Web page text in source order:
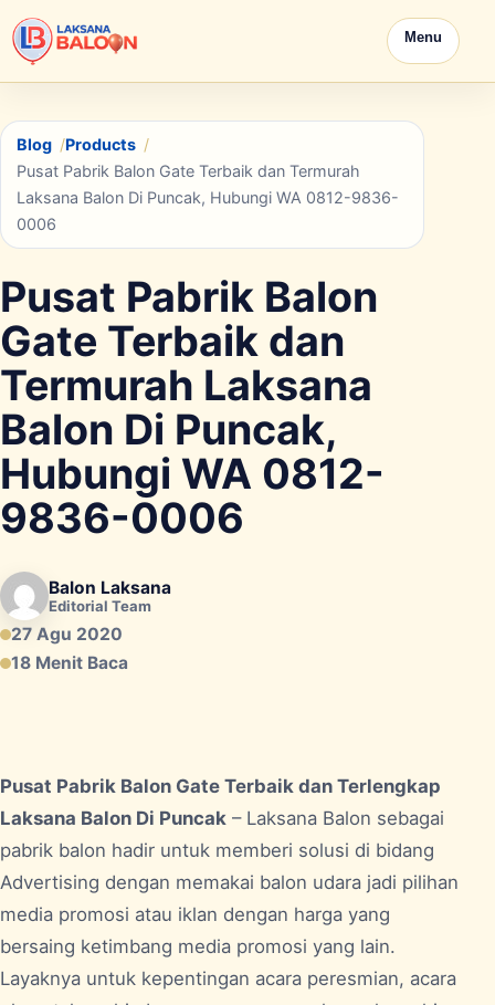
Menu
Blog
Products
Pusat Pabrik Balon Gate Terbaik dan Termurah
Laksana Balon Di Puncak, Hubungi WA 0812-9836-
0006
Pusat Pabrik Balon
Gate Terbaik dan
Termurah Laksana
Balon Di Puncak,
Hubungi WA 0812-
9836-0006
Balon Laksana
Editorial Team
27 Agu 2020
18 Menit Baca
Pusat Pabrik Balon Gate Terbaik dan Terlengkap
Laksana Balon Di Puncak – Laksana Balon sebagai
pabrik balon hadir untuk memberi solusi di bidang
Advertising dengan memakai balon udara jadi pilihan
media promosi atau iklan dengan harga yang
bersaing ketimbang media promosi yang lain.
Layaknya untuk kepentingan acara peresmian, acara